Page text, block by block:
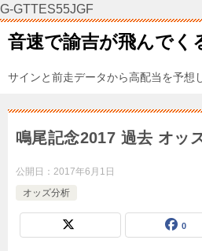
G-GTTES55JGF
音速で諭吉が飛んでく
サインと前走データから高配当を予想
鳴尾記念2017 過去 オッ
公開日： 2017年6月1日
オッズ分析
0